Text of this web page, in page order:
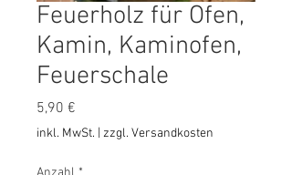
Feuerholz für Ofen,
Kamin, Kaminofen,
Feuerschale
5,90 €
inkl. MwSt. | zzgl. Versandkosten